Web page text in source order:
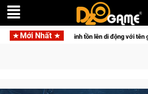
Mới Nhất
Online Gia Nhập Closed Beta